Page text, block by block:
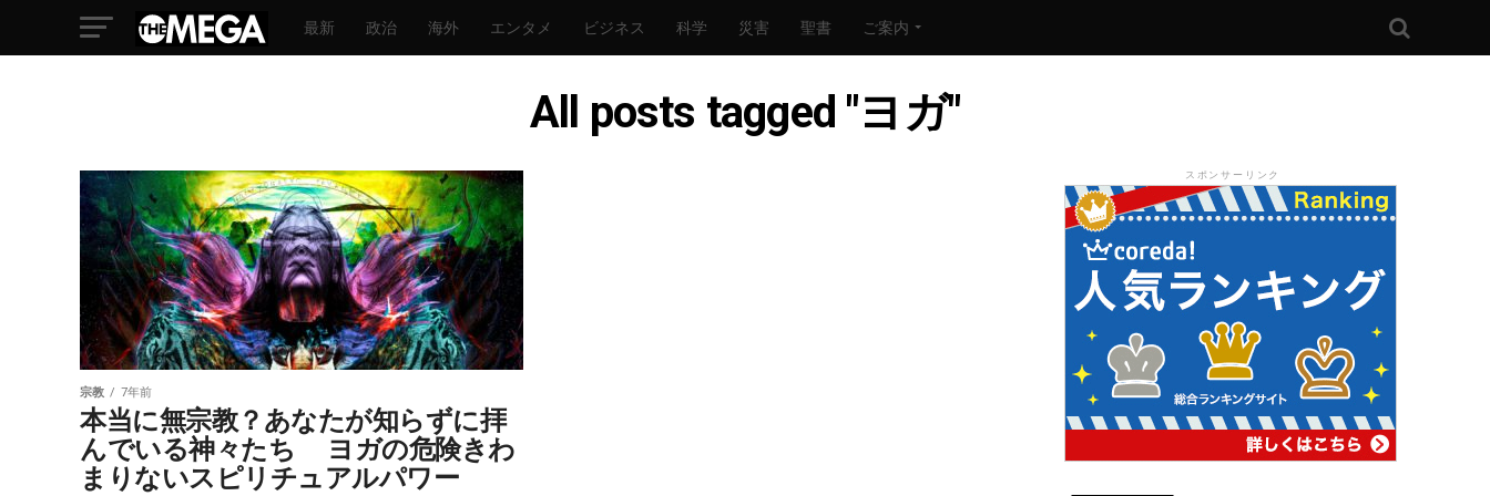
最新 政治 海外 エンタメ ビジネス 科学 災害 聖書 ご案内
All posts tagged "ヨガ"
宗教 7年前
本当に無宗教？あなたが知らずに拝
んでいる神々たち ヨガの危険きわ
まりないスピリチュアルパワー
スポンサーリンク